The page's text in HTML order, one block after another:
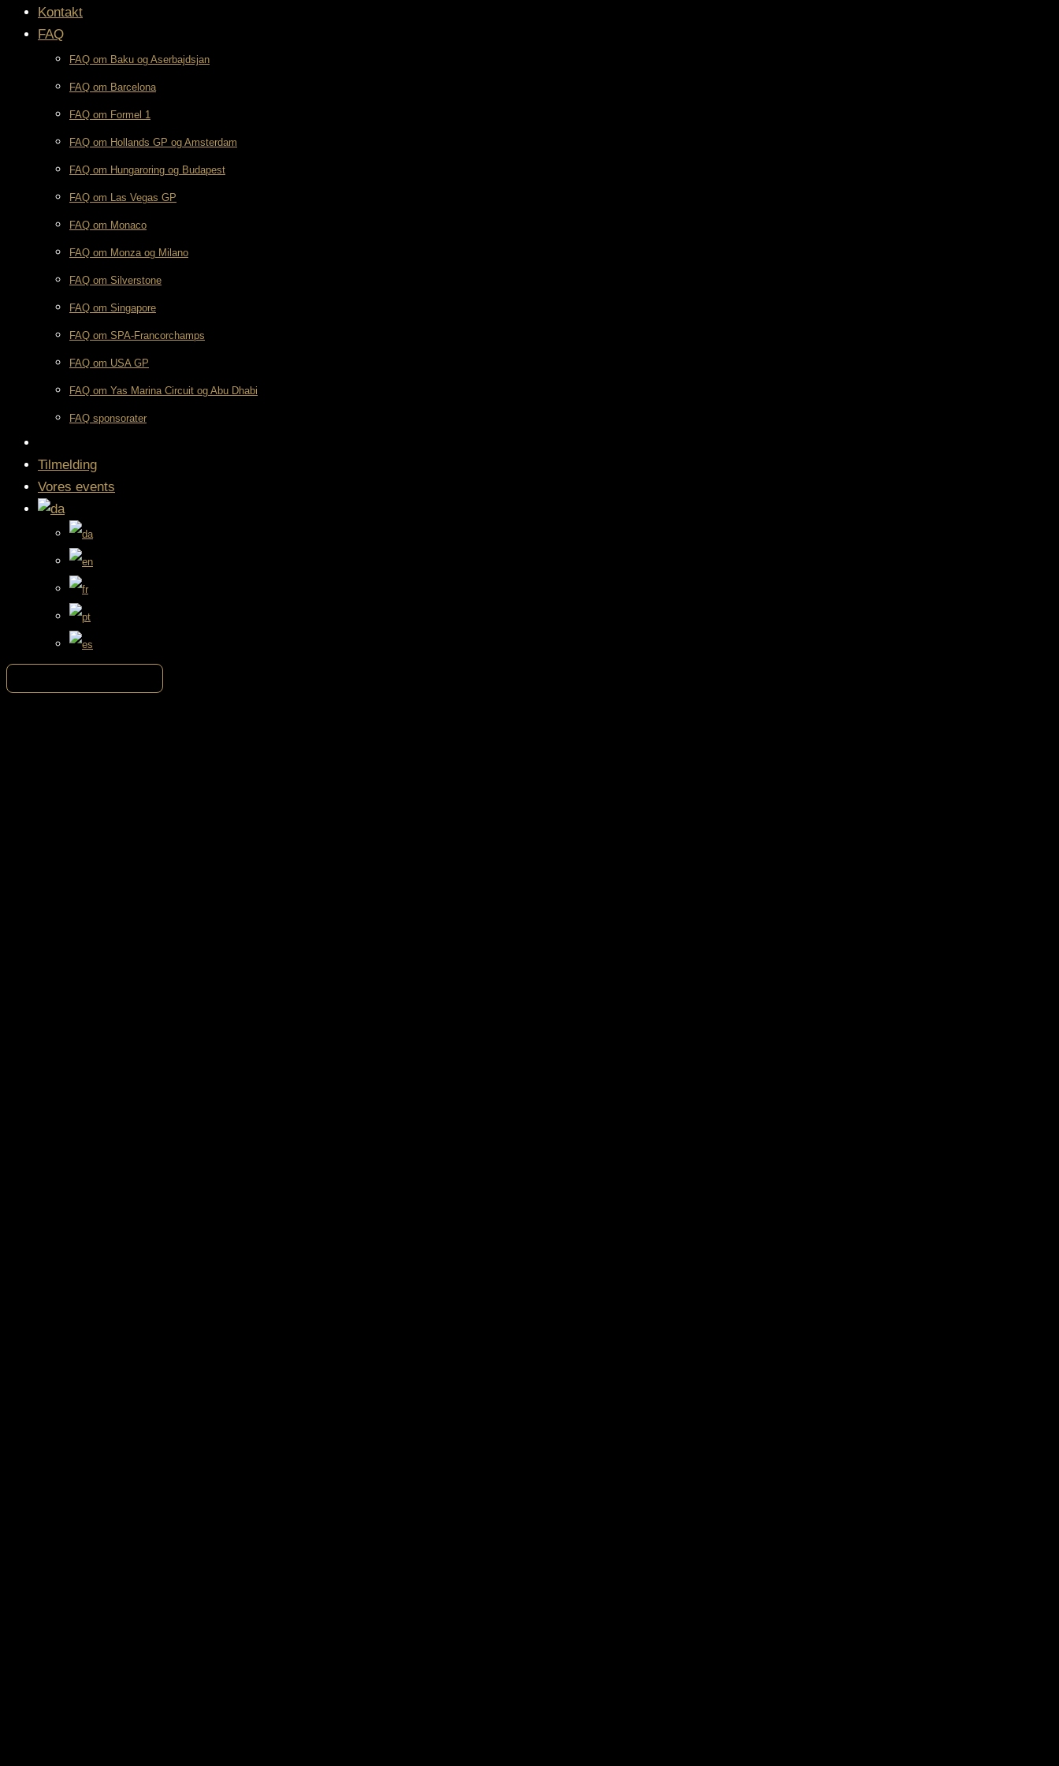
Kontakt
FAQ
FAQ om Baku og Aserbajdsjan
FAQ om Barcelona
FAQ om Formel 1
FAQ om Hollands GP og Amsterdam
FAQ om Hungaroring og Budapest
FAQ om Las Vegas GP
FAQ om Monaco
FAQ om Monza og Milano
FAQ om Silverstone
FAQ om Singapore
FAQ om SPA-Francorchamps
FAQ om USA GP
FAQ om Yas Marina Circuit og Abu Dhabi
FAQ sponsorater
Tilmelding
Vores events